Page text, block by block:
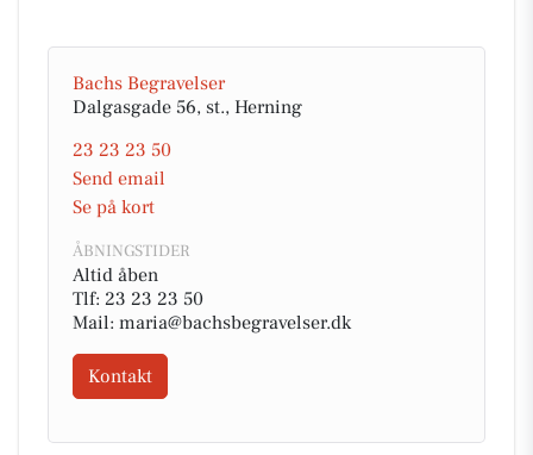
Bachs Begravelser
Dalgasgade 56, st., Herning
23 23 23 50
Send email
Se på kort
ÅBNINGSTIDER
Altid åben
Tlf: 23 23 23 50
Mail: maria@bachsbegravelser.dk
Kontakt